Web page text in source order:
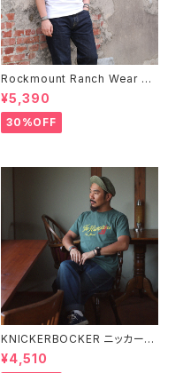
Rockmount Ranch Wear ロ
ックマウント ランチウェア Rock
mount Bronc Western T-Sh
irt 半袖Tシャツ 全3色
¥5,390
30%OFF
KNICKERBOCKER ニッカーボ
ッカー GREEN ハンプトン Tシ
ャツ
¥4,510